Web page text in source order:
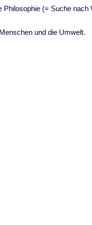
(= Suche
und die Umwelt.